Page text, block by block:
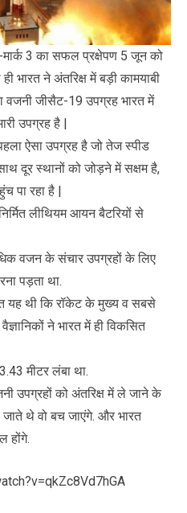
3 का सफल प्रक्षेपण 5 जून को
भारत ने अंतरिक्ष में बड़ी कामयाबी
वजनी जीसैट-19 उपग्रह भारत में
उपग्रह है |
ऐसा उपग्रह है जो तेज स्पीड
दूर स्थानों को जोड़ने में सक्षम है,
पा रहा है |
लीथियम आयन बैटरियों से
वजन के संचार उपग्रहों के लिए
पड़ता था.
यह थी कि रॉकेट के मुख्य व सबसे
ने भारत में ही विकसित
मीटर लंबा था.
उपग्रहों को अंतरिक्ष में ले जाने के
जाते थे वो बच जाएंगे. और भारत
होंगे.